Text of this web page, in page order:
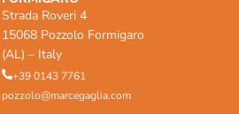
Strada Roveri 4
15068 Pozzolo Formigaro
(AL) – Italy
+39 0143 7761
pozzolo@marcegaglia.com